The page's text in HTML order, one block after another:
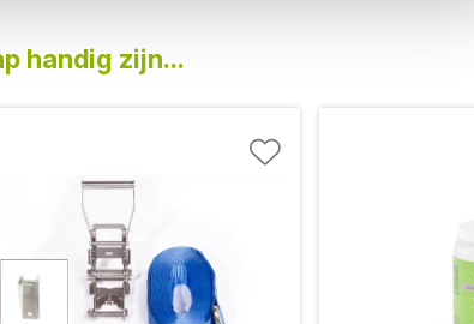
handig zijn...